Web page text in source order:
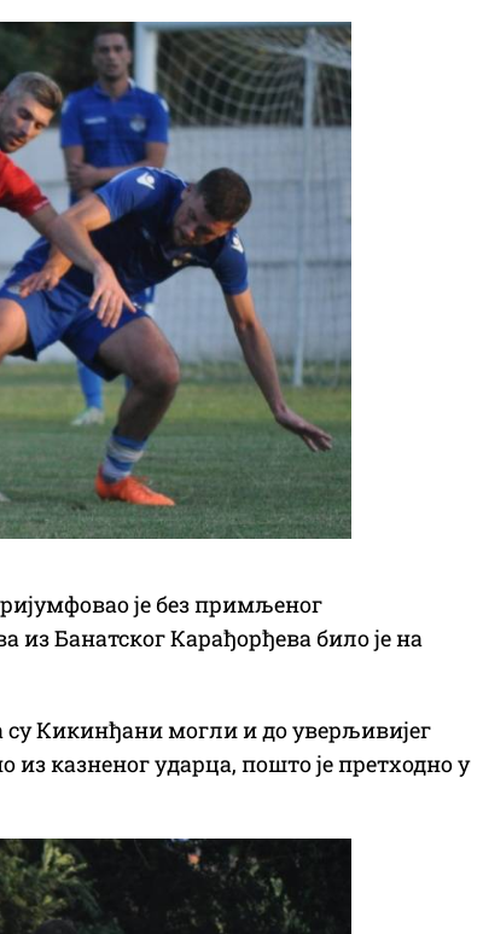
је без примљеног
из Банатског Карађорђева било је на
Кикинђани могли и до уверљивијег
из казненог ударца, пошто је претходно у